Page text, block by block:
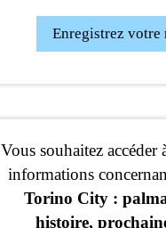
Enregistrez votre
Vous souhaitez accéder
informations
Torino City :
histoire,